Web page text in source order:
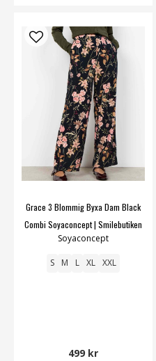
Grace 3 Blommig Byxa Dam Black
Combi Soyaconcept | Smilebutiken
Soyaconcept
S M L XL XXL
499 kr